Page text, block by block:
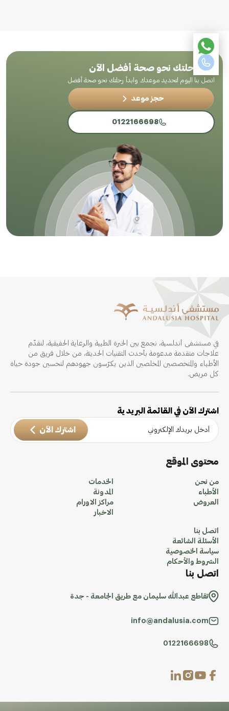
ابدأ رحلتك نحو صحة أفضل الآن
اتصل بنا اليوم لتحديد موعدك وابدأ رحلتك نحو صحة أفضل
حجز موعد
0122166698
في مستشفى أندلسية، نجمع بين الخبرة الطبية والرعاية الحقيقية، لنقدّم
علاجات متقدمة مدعومة بأحدث التقنيات الحديثة، من خلال فريق من
الأطباء والمتخصصين المخلصين الذين يكرّسون جهودهم لتحسين جودة حياة
كل مريض.
اشترك الآن في القائمة البريدية
اشترك الآن
محتوى الموقع
من نحن
الأطباء
العروض
الخدمات
المدونة
مراكز الاورام
الاخبار
اتصل بنا
الأسئلة الشائعة
سياسة الخصوصية
الشروط والأحكام
اتصل بنا
تقاطع عبدالله سليمان مع طريق الجامعة - جدة
info@andalusia.com
0122166698